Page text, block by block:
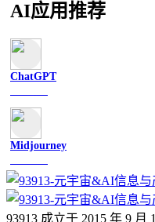
AI应用推荐
ChatGPT
Midjourney
93913 成立于 2015 年 9